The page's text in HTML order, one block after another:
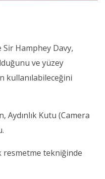
Hamphey Davy,
ve yüzey
kullanılabileceğini
Aydınlık Kutu (Camera
resmetme tekniğinde